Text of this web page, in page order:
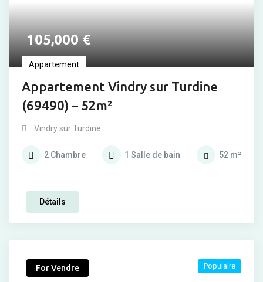
105,000€
Appartement
Appartement Vindry sur Turdine
(69490) – 52m²
Vindry sur Turdine
2 Chambre 1 Salle de bain 52 m²
Détails
For Vendre Populaire